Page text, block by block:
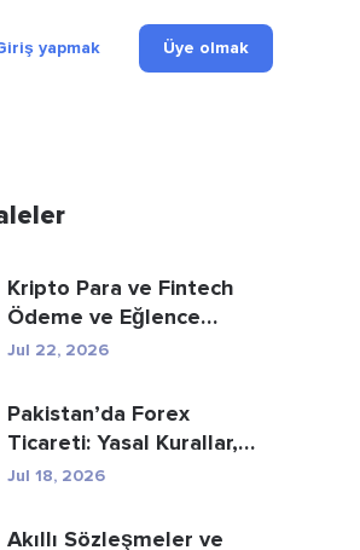
yapmak Üye olmak
Kripto Para ve Fintech
Ödeme ve Eğlence
Sektörünü Nasıl Yeni...
Jul 22, 2026
Pakistan’da Forex
Ticareti: Yasal Kurallar,
Aracı Kurumlar, Tic...
Jul 18, 2026
Akıllı Sözleşmeler ve